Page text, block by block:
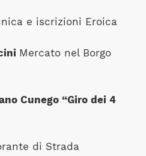
e iscrizioni Eroica
Mercato nel Borgo
Cunego “Giro dei 4
di Strada